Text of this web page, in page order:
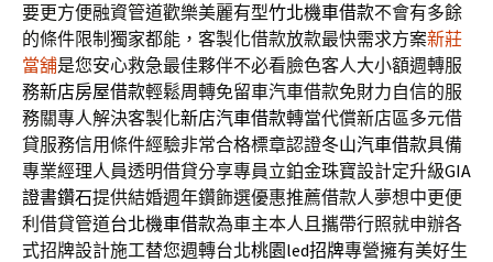
要更方便融資管道歡樂美麗有型竹北機車借款不會有多餘
的條件限制獨家都能，客製化借款放款最快需求方案新莊
當舖是您安心救急最佳夥伴不必看臉色客人大小額週轉服
務新店房屋借款輕鬆周轉免留車汽車借款免財力自信的服
務關專人解決客製化新店汽車借款轉當代償新店區多元借
貸服務信用條件經驗非常合格標章認證冬山汽車借款具備
專業經理人員透明借貸分享專員立鉑金珠寶設計定升級GIA
證書鑽石提供結婚週年鑽飾選優惠推薦借款人夢想中更便
利借貸管道台北機車借款為車主本人且攜帶行照就申辦各
式招牌設計施工替您週轉台北桃園led招牌專營擁有美好生